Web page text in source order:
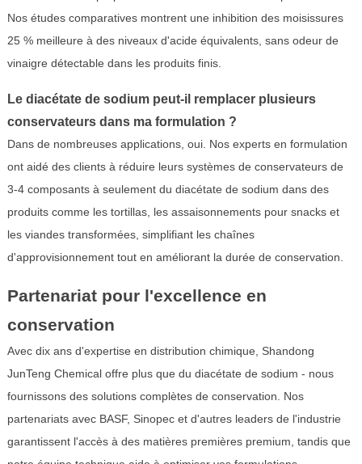
Nos études comparatives montrent une inhibition des moisissures
25 % meilleure à des niveaux d'acide équivalents, sans odeur de
vinaigre détectable dans les produits finis.
Le diacétate de sodium peut-il remplacer plusieurs
conservateurs dans ma formulation ?
Dans de nombreuses applications, oui. Nos experts en formulation
ont aidé des clients à réduire leurs systèmes de conservateurs de
3-4 composants à seulement du diacétate de sodium dans des
produits comme les tortillas, les assaisonnements pour snacks et
les viandes transformées, simplifiant les chaînes
d'approvisionnement tout en améliorant la durée de conservation.
Partenariat pour l'excellence en
conservation
Avec dix ans d'expertise en distribution chimique, Shandong
JunTeng Chemical offre plus que du diacétate de sodium - nous
fournissons des solutions complètes de conservation. Nos
partenariats avec BASF, Sinopec et d'autres leaders de l'industrie
garantissent l'accès à des matières premières premium, tandis que